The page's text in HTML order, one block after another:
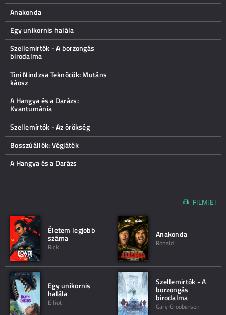
Anakonda
Egy unikornis halála
Szellemirtók - A borzongás
birodalma
Tini Nindzsa Teknőcök: Mutáns
káosz
A Hangya és a Darázs:
Kvantumánia
Szellemírtók - Az örökség
Bosszúállók: Végjáték
A Hangya és a Darázs
FILMJEI
Életem legjobb
száma
Rick
Anakonda
Ronald
Egy unikornis
halála
Elliot
Szellemirtók - A
borzongás
birodalma
Gary Grooberson